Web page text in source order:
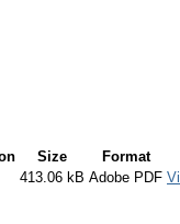
Size
Format
413.06 kB Adobe PDF